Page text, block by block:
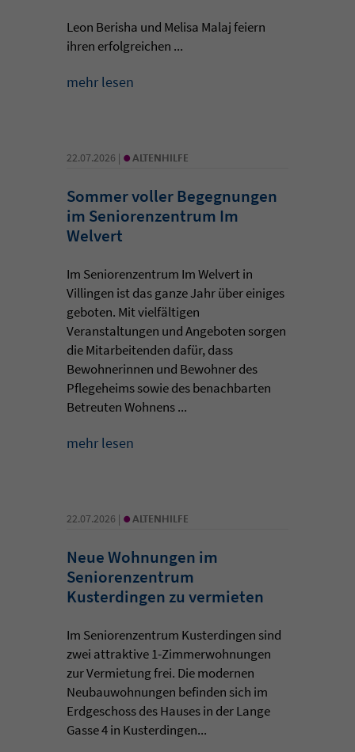
Leon Berisha und Melisa Malaj feiern
ihren erfolgreichen ...
mehr lesen
22.07.2026 | • ALTENHILFE
Sommer voller Begegnungen
im Seniorenzentrum Im
Welvert
Im Seniorenzentrum Im Welvert in
Villingen ist das ganze Jahr über einiges
geboten. Mit vielfältigen
Veranstaltungen und Angeboten sorgen
die Mitarbeitenden dafür, dass
Bewohnerinnen und Bewohner des
Pflegeheims sowie des benachbarten
Betreuten Wohnens ...
mehr lesen
22.07.2026 | • ALTENHILFE
Neue Wohnungen im
Seniorenzentrum
Kusterdingen zu vermieten
Im Seniorenzentrum Kusterdingen sind
zwei attraktive 1-Zimmerwohnungen
zur Vermietung frei. Die modernen
Neubauwohnungen befinden sich im
Erdgeschoss des Hauses in der Lange
Gasse 4 in Kusterdingen...